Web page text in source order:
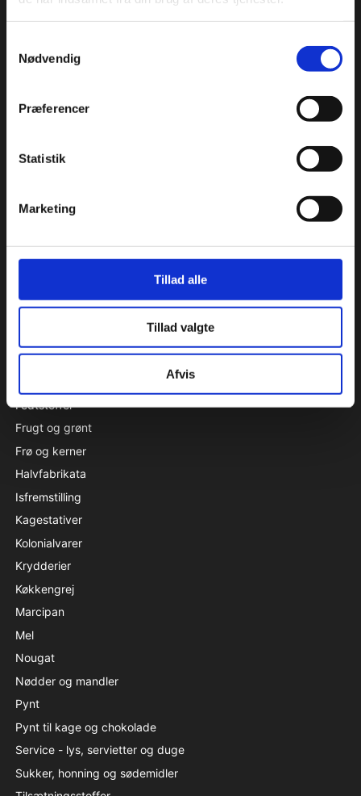
Nødvendig
Præferencer
Statistik
Marketing
Tillad alle
Tillad valgte
Afvis
Roskildevej 30, 2620 Albertslund
info@condi.dk
Aluminiumsforme
Bøger
Emballage & specialproduceret emballage
Farver
Fedtstoffer
Frugt og grønt
Frø og kerner
Halvfabrikata
Isfremstilling
Kagestativer
Kolonialvarer
Krydderier
Køkkengrej
Marcipan
Mel
Nougat
Nødder og mandler
Pynt
Pynt til kage og chokolade
Service - lys, servietter og duge
Sukker, honning og sødemidler